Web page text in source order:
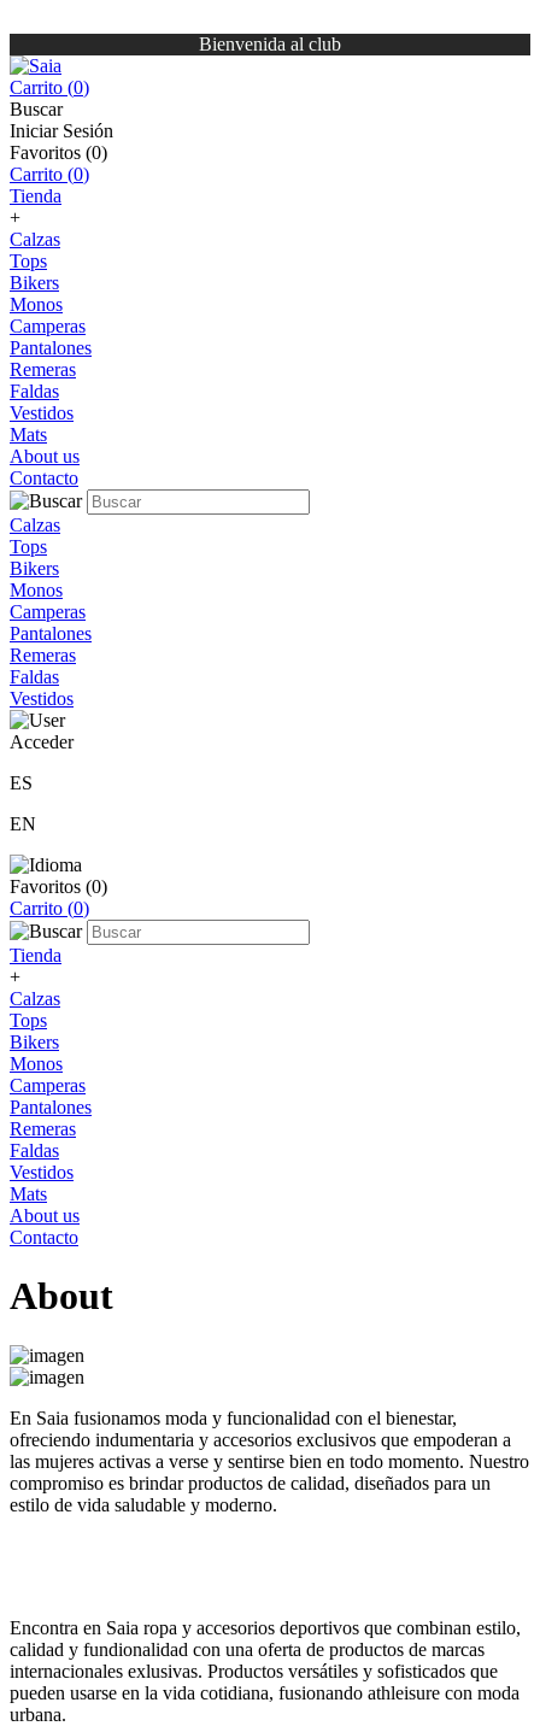
Bienvenida al club
Carrito (0)
Buscar
Iniciar Sesión
Favoritos (0)
Carrito (0)
Tienda
+
Calzas
Tops
Bikers
Monos
Camperas
Pantalones
Remeras
Faldas
Vestidos
Mats
About us
Contacto
Calzas
Tops
Bikers
Monos
Camperas
Pantalones
Remeras
Faldas
Vestidos
Acceder
ES
EN
Favoritos (0)
Carrito (0)
Tienda
+
Calzas
Tops
Bikers
Monos
Camperas
Pantalones
Remeras
Faldas
Vestidos
Mats
About us
Contacto
About
En Saia fusionamos moda y funcionalidad con el bienestar,
ofreciendo indumentaria y accesorios exclusivos que empoderan a
las mujeres activas a verse y sentirse bien en todo momento. Nuestro
compromiso es brindar productos de calidad, diseñados para un
estilo de vida saludable y moderno.
Encontra en Saia ropa y accesorios deportivos que combinan estilo,
calidad y fundionalidad con una oferta de productos de marcas
internacionales exlusivas. Productos versátiles y sofisticados que
pueden usarse en la vida cotidiana, fusionando athleisure con moda
urbana.